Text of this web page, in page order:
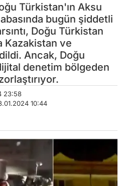
Türkistan'ın Aksu
bugün şiddetli
Doğu Türkistan
Kazakistan ve
Ancak, Doğu
denetim bölgeden
23:58
10:44